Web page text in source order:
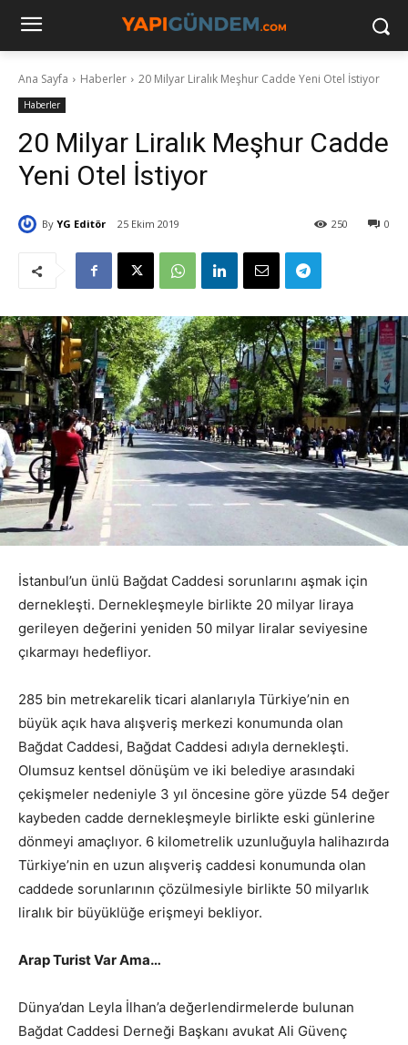
Ana Sayfa Haberler 20 Milyar Liralık Meşhur Cadde Yeni Otel İstiyor
Haberler
20 Milyar Liralık Meşhur Cadde
Yeni Otel İstiyor
By YG Editör 25 Ekim 2019 0
250
İstanbul’un ünlü Bağdat Caddesi sorunlarını aşmak için
dernekleşti. Dernekleşmeyle birlikte 20 milyar liraya
gerileyen değerini yeniden 50 milyar liralar seviyesine
çıkarmayı hedefliyor.
285 bin metrekarelik ticari alanlarıyla Türkiye’nin en
büyük açık hava alışveriş merkezi konumunda olan
Bağdat Caddesi, Bağdat Caddesi adıyla dernekleşti.
Olumsuz kentsel dönüşüm ve iki belediye arasındaki
çekişmeler nedeniyle 3 yıl öncesine göre yüzde 54 değer
kaybeden cadde dernekleşmeyle birlikte eski günlerine
dönmeyi amaçlıyor. 6 kilometrelik uzunluğuyla halihazırda
Türkiye’nin en uzun alışveriş caddesi konumunda olan
caddede sorunlarının çözülmesiyle birlikte 50 milyarlık
liralık bir büyüklüğe erişmeyi bekliyor.
Arap Turist Var Ama…
Dünya’dan Leyla İlhan’a değerlendirmelerde bulunan
Bağdat Caddesi Derneği Başkanı avukat Ali Güvenç